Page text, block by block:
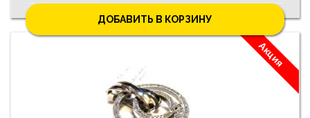
ДОБАВИТЬ В КОРЗИНУ
Акция